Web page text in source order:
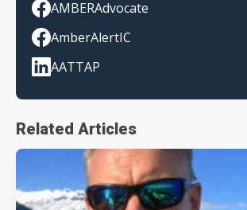
AMBERAdvocate
AmberAlertIC
AATTAP
Related Articles